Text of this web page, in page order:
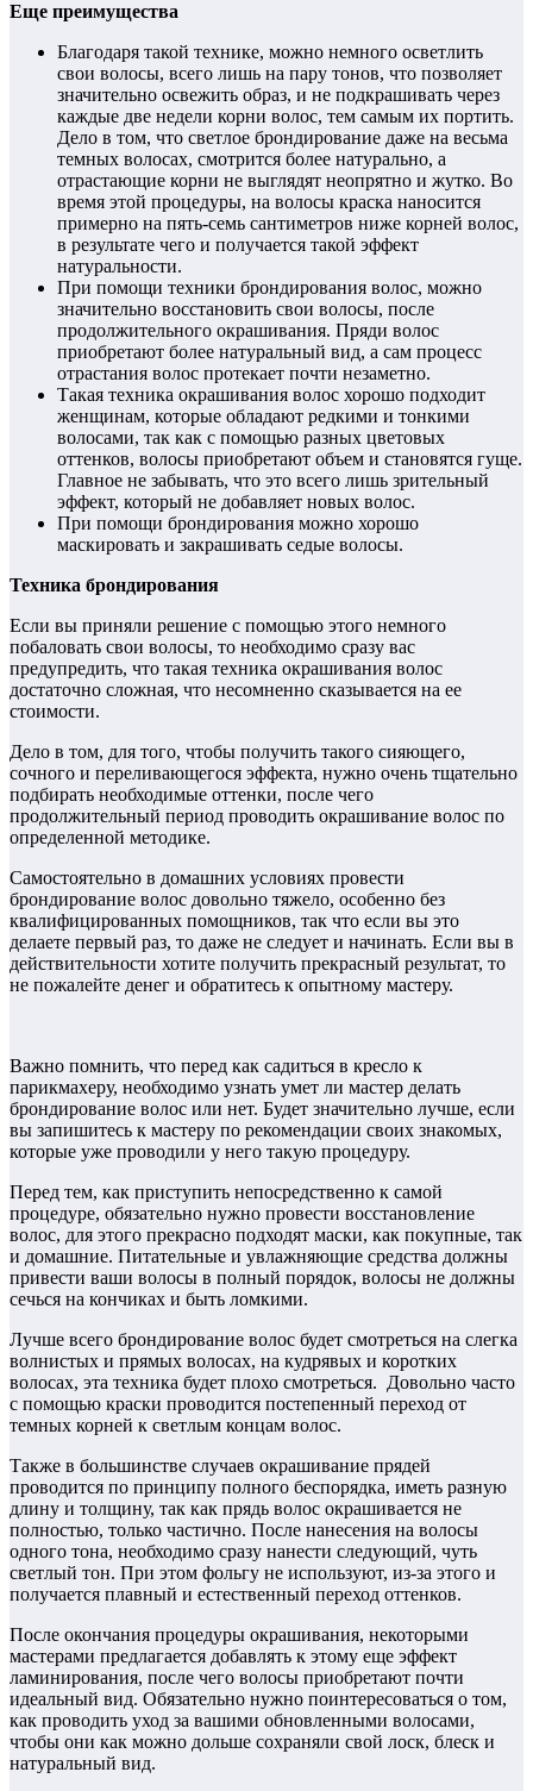
Еще преимущества
Благодаря такой технике, можно немного осветлить
свои волосы, всего лишь на пару тонов, что позволяет
значительно освежить образ, и не подкрашивать через
каждые две недели корни волос, тем самым их портить.
Дело в том, что светлое брондирование даже на весьма
темных волосах, смотрится более натурально, а
отрастающие корни не выглядят неопрятно и жутко. Во
время этой процедуры, на волосы краска наносится
примерно на пять-семь сантиметров ниже корней волос,
в результате чего и получается такой эффект
натуральности.
При помощи техники брондирования волос, можно
значительно восстановить свои волосы, после
продолжительного окрашивания. Пряди волос
приобретают более натуральный вид, а сам процесс
отрастания волос протекает почти незаметно.
Такая техника окрашивания волос хорошо подходит
женщинам, которые обладают редкими и тонкими
волосами, так как с помощью разных цветовых
оттенков, волосы приобретают объем и становятся гуще.
Главное не забывать, что это всего лишь зрительный
эффект, который не добавляет новых волос.
При помощи брондирования можно хорошо
маскировать и закрашивать седые волосы.
Техника брондирования
Если вы приняли решение с помощью этого немного
побаловать свои волосы, то необходимо сразу вас
предупредить, что такая техника окрашивания волос
достаточно сложная, что несомненно сказывается на ее
стоимости.
Дело в том, для того, чтобы получить такого сияющего,
сочного и переливающегося эффекта, нужно очень тщательно
подбирать необходимые оттенки, после чего
продолжительный период проводить окрашивание волос по
определенной методике.
Самостоятельно в домашних условиях провести
брондирование волос довольно тяжело, особенно без
квалифицированных помощников, так что если вы это
делаете первый раз, то даже не следует и начинать. Если вы в
действительности хотите получить прекрасный результат, то
не пожалейте денег и обратитесь к опытному мастеру.
Важно помнить, что перед как садиться в кресло к
парикмахеру, необходимо узнать умет ли мастер делать
брондирование волос или нет. Будет значительно лучше, если
вы запишитесь к мастеру по рекомендации своих знакомых,
которые уже проводили у него такую процедуру.
Перед тем, как приступить непосредственно к самой
процедуре, обязательно нужно провести восстановление
волос, для этого прекрасно подходят маски, как покупные, так
и домашние. Питательные и увлажняющие средства должны
привести ваши волосы в полный порядок, волосы не должны
сечься на кончиках и быть ломкими.
Лучше всего брондирование волос будет смотреться на слегка
волнистых и прямых волосах, на кудрявых и коротких
волосах, эта техника будет плохо смотреться. Довольно часто
с помощью краски проводится постепенный переход от
темных корней к светлым концам волос.
Также в большинстве случаев окрашивание прядей
проводится по принципу полного беспорядка, иметь разную
длину и толщину, так как прядь волос окрашивается не
полностью, только частично. После нанесения на волосы
одного тона, необходимо сразу нанести следующий, чуть
светлый тон. При этом фольгу не используют, из-за этого и
получается плавный и естественный переход оттенков.
После окончания процедуры окрашивания, некоторыми
мастерами предлагается добавлять к этому еще эффект
ламинирования, после чего волосы приобретают почти
идеальный вид. Обязательно нужно поинтересоваться о том,
как проводить уход за вашими обновленными волосами,
чтобы они как можно дольше сохраняли свой лоск, блеск и
натуральный вид.